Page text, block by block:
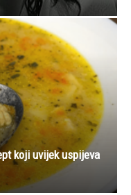
koji uvijek uspijeva